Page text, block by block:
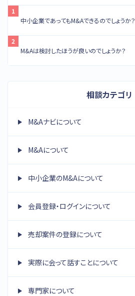
中小企業であってもM&Aできるのでしょうか？
M&Aは検討したほうが良いのでしょうか？
相談カテゴリ
M&Aナビについて
M&Aについて
中小企業のM&Aについて
会員登録・ログインについて
売却案件の登録について
実際に会って話すことについて
専門家について